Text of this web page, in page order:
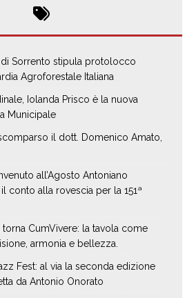
di Sorrento stipula protolocco
Agroforestale Italiana
Iolanda Prisco è la nuova
Municipale
il dott. Domenico Amato,
all’Agosto Antoniano
conto alla rovescia per la 151ª
torna CumVivere: la tavola come
armonia e bellezza.
Fest: al via la seconda edizione
da Antonio Onorato